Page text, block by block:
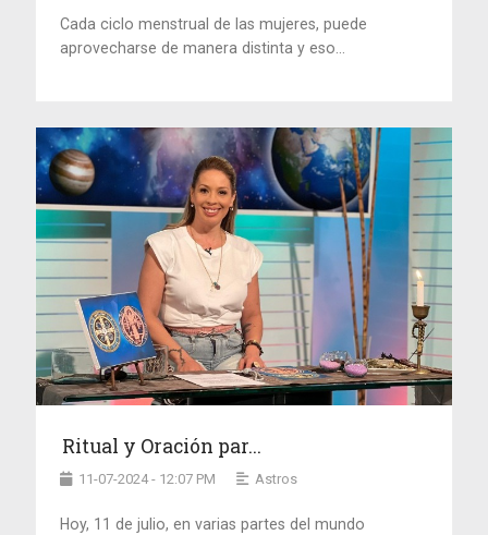
Cada ciclo menstrual de las mujeres, puede
aprovecharse de manera distinta y eso...
Ritual y Oración par...
11-07-2024 - 12:07 PM Astros
Hoy, 11 de julio, en varias partes del mundo